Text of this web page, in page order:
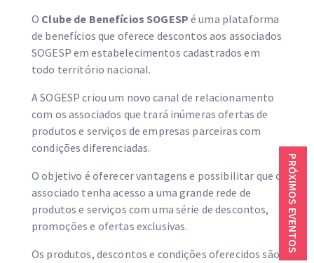
O Clube de Benefícios SOGESP é uma plataforma
de benefícios que oferece descontos aos associados
SOGESP em estabelecimentos cadastrados em
todo território nacional.
A SOGESP criou um novo canal de relacionamento
com os associados que trará inúmeras ofertas de
produtos e serviços de empresas parceiras com
condições diferenciadas.
O objetivo é oferecer vantagens e possibilitar que o
associado tenha acesso a uma grande rede de
produtos e serviços com uma série de descontos,
promoções e ofertas exclusivas.
Os produtos, descontos e condições oferecidos são
PRÓXIMOS EVENTOS